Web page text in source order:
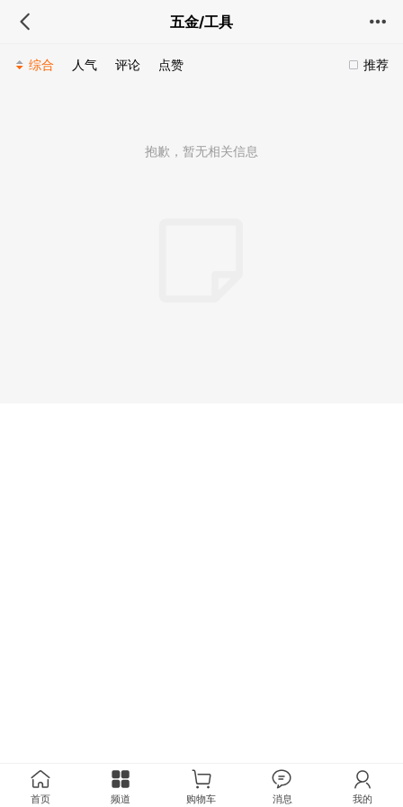
五金/工具
推荐
综合 人气 评论 点赞
抱歉，暂无相关信息
首页 频道 购物车 消息 我的